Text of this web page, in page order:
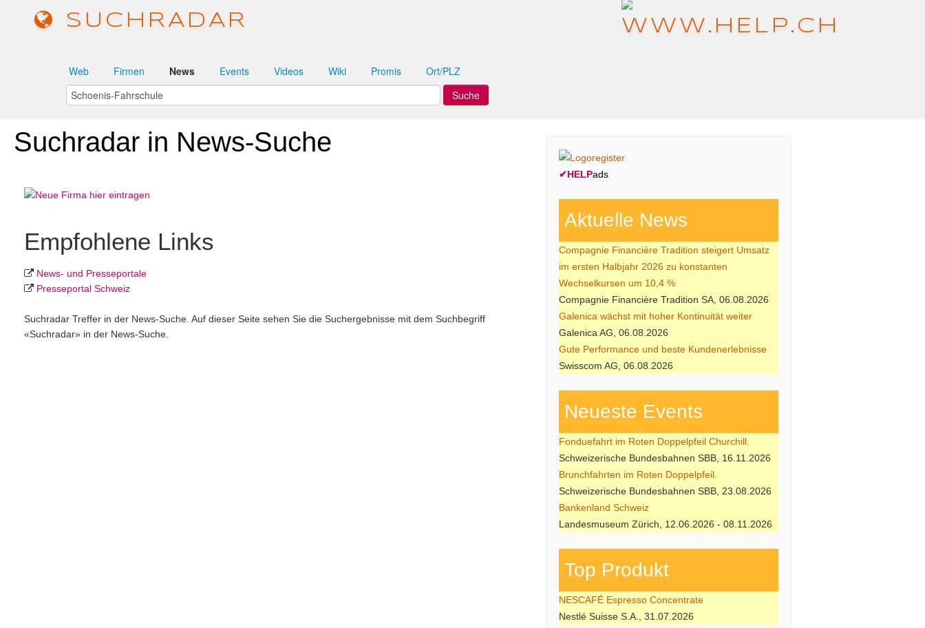
SUCHRADAR
Web Firmen News Events Videos Wiki Promis Ort/PLZ
Suchradar in News-Suche
Empfohlene Links
News- und Presseportale
Presseportal Schweiz
Suchradar Treffer in der News-Suche. Auf dieser Seite sehen Sie die Suchergebnisse mit dem Suchbegriff
«Suchradar» in der News-Suche.
✔HELPads
Aktuelle News
Compagnie Financière Tradition steigert Umsatz
im ersten Halbjahr 2026 zu konstanten
Wechselkursen um 10,4 %
Compagnie Financière Tradition SA, 06.08.2026
Galenica wächst mit hoher Kontinuität weiter
Galenica AG, 06.08.2026
Gute Performance und beste Kundenerlebnisse
Swisscom AG, 06.08.2026
Neueste Events
Fonduefahrt im Roten Doppelpfeil Churchill.
Schweizerische Bundesbahnen SBB, 16.11.2026
Brunchfahrten im Roten Doppelpfeil.
Schweizerische Bundesbahnen SBB, 23.08.2026
Bankenland Schweiz
Landesmuseum Zürich, 12.06.2026 - 08.11.2026
Top Produkt
NESCAFÉ Espresso Concentrate
Nestlé Suisse S.A., 31.07.2026